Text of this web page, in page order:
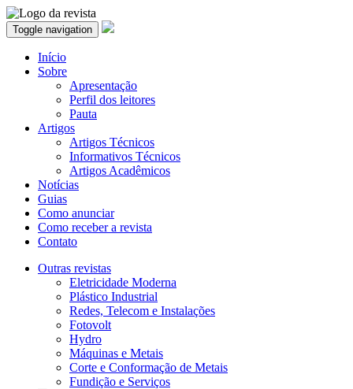
Toggle navigation
Início
Sobre
Apresentação
Perfil dos leitores
Pauta
Artigos
Artigos Técnicos
Informativos Técnicos
Artigos Acadêmicos
Notícias
Guias
Como anunciar
Como receber a revista
Contato
Outras revistas
Eletricidade Moderna
Plástico Industrial
Redes, Telecom e Instalações
Fotovolt
Hydro
Máquinas e Metais
Corte e Conformação de Metais
Fundição e Serviços